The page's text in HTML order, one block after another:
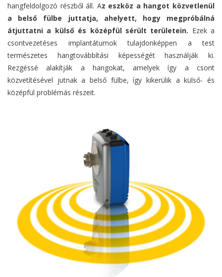
hangfeldolgozó részből áll. Az eszköz a hangot közvetlenül
a belső fülbe juttatja, ahelyett, hogy megpróbálná
átjuttatni a külső és középfül sérült területein. Ezek a
csontvezetéses implantátumok tulajdonképpen a test
természetes hangtovábbítási képességét használják ki.
Rezgéssé alakítják a hangokat, amelyek így a csont
közvetítésével jutnak a belső fülbe, így kikerülik a külső- és
középfül problémás részeit.